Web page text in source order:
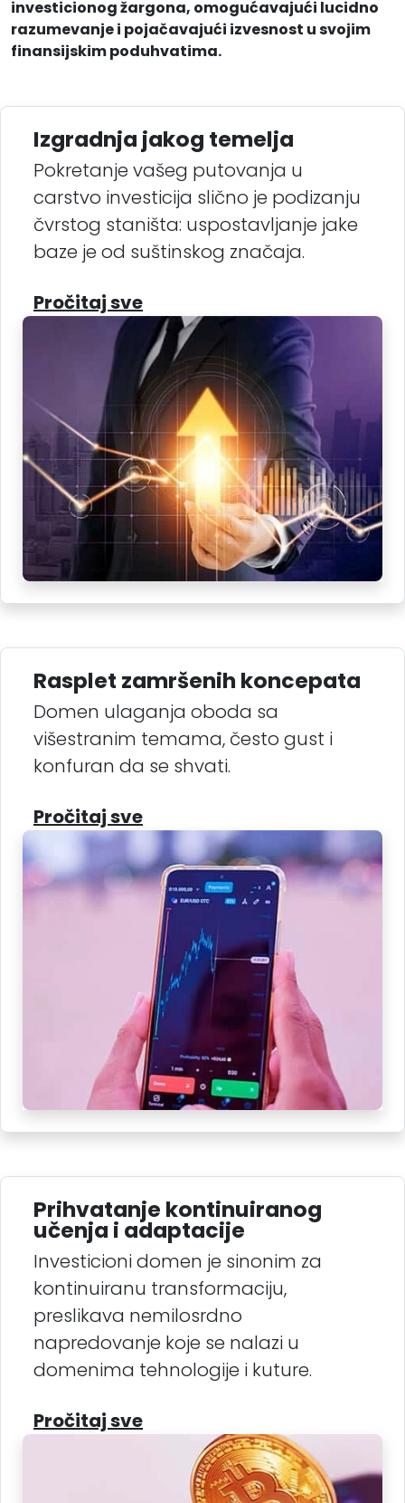
investicionog žargona, omogućavajući lucidno
razumevanje i pojačavajući izvesnost u svojim
finansijskim poduhvatima.
Izgradnja jakog temelja
Pokretanje vašeg putovanja u
carstvo investicija slično je podizanju
čvrstog staništa: uspostavljanje jake
baze je od suštinskog značaja.
Pročitaj sve
Rasplet zamršenih koncepata
Domen ulaganja oboda sa
višestranim temama, često gust i
konfuran da se shvati.
Pročitaj sve
Prihvatanje kontinuiranog
učenja i adaptacije
Investicioni domen je sinonim za
kontinuiranu transformaciju,
preslikava nemilosrdno
napredovanje koje se nalazi u
domenima tehnologije i kuture.
Pročitaj sve